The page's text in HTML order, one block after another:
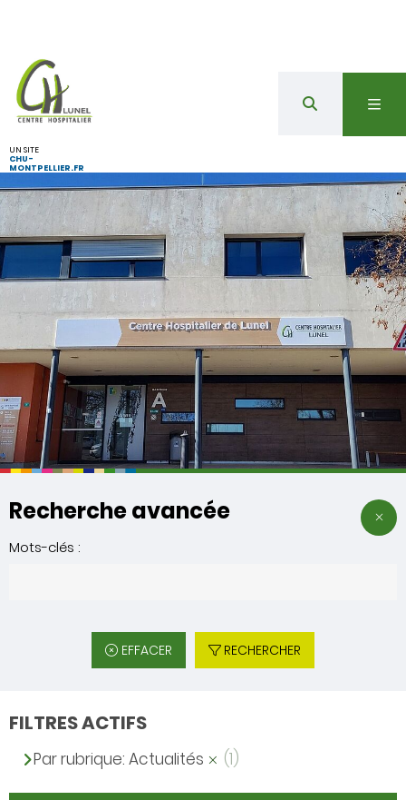
UN SITE
CHU-
MONTPELLIER.FR
Recherche avancée
Mots-clés :
EFFACER RECHERCHER
FILTRES ACTIFS
Par rubrique: Actualités (1)